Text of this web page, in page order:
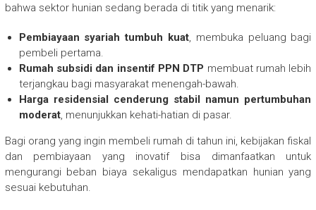
bahwa sektor hunian sedang berada di titik yang menarik:
Pembiayaan syariah tumbuh kuat, membuka peluang bagi
pembeli pertama.
Rumah subsidi dan insentif PPN DTP membuat rumah lebih
terjangkau bagi masyarakat menengah-bawah.
Harga residensial cenderung stabil namun pertumbuhan
moderat, menunjukkan kehati-hatian di pasar.
Bagi orang yang ingin membeli rumah di tahun ini, kebijakan fiskal
dan pembiayaan yang inovatif bisa dimanfaatkan untuk
mengurangi beban biaya sekaligus mendapatkan hunian yang
sesuai kebutuhan.